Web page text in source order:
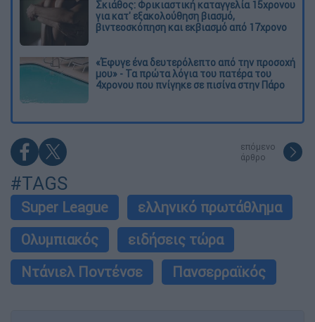
Σκιάθος: Φρικιαστική καταγγελία 15χρονου
για κατ' εξακολούθηση βιασμό,
βιντεοσκόπηση και εκβιασμό από 17χρονο
«Έφυγε ένα δευτερόλεπτο από την προσοχή
μου» - Τα πρώτα λόγια του πατέρα του
4χρονου που πνίγηκε σε πισίνα στην Πάρο
επόμενο
άρθρο
#TAGS
Super League
ελληνικό πρωτάθλημα
Ολυμπιακός
ειδήσεις τώρα
Ντάνιελ Ποντένσε
Πανσερραϊκός